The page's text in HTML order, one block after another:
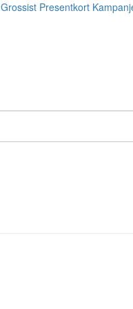
Grossist Presentkort